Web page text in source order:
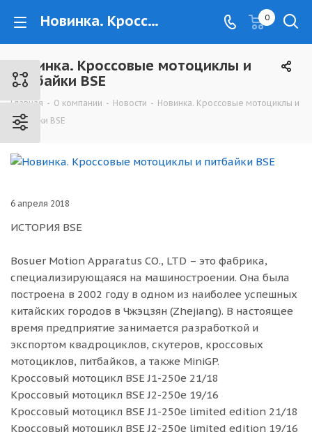
Новинка. Кроссовые мотоциклы и питбайки BSE - www.kovrovec.ru 0
Новинка. Кроссовые мотоциклы и
питбайки BSE
Главная - О компании - Новости - Новинка. Кроссовые мотоциклы и
питбайки BSE
6 апреля 2018
ИСТОРИЯ BSE
Bosuer Motion Apparatus CO., LTD – это фабрика,
специализирующаяся на машиностроении. Она была
построена в 2002 году в одном из наиболее успешных
китайских городов в Чжэцзян (Zhejiang). В настоящее
время предприятие занимается разработкой и
экспортом квадроциклов, скутеров, кроссовых
мотоциклов, питбайков, а также MiniGP.
Кроссовый мотоцикл BSE J1-250e 21/18
Кроссовый мотоцикл BSE J2-250e 19/16
Кроссовый мотоцикл BSE J1-250e limited edition 21/18
Кроссовый мотоцикл BSE J2-250e limited edition 19/16